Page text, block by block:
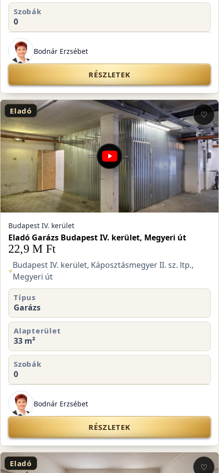
Szobák
0
Bodnár Erzsébet
RÉSZLETEK
Eladó ♡
Budapest IV. kerület
Eladó Garázs Budapest IV. kerület, Megyeri út
22,9 M Ft
⌖
Budapest IV. kerület, Káposztásmegyer II. sz. ltp.,
Megyeri út
Típus
Garázs
Alapterület
33 m²
Szobák
0
Bodnár Erzsébet
RÉSZLETEK
Eladó ♡